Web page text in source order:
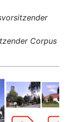
Corpus